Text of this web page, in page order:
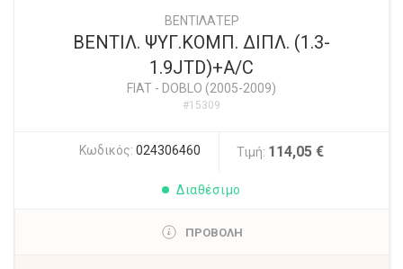
ΒΕΝΤΙΛΑΤΕΡ
ΒΕΝΤΙΛ. ΨΥΓ.ΚΟΜΠ. ΔΙΠΛ. (1.3-
1.9JTD)+A/C
FIAT - DOBLO (2005-2009)
#15309
Κωδικός: 024306460 Τιμή: 114,05 €
Διαθέσιμο
ΠΡΟΒΟΛΗ